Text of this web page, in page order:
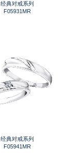
经典对戒系列
F05931MR
经典对戒系列
F05941MR